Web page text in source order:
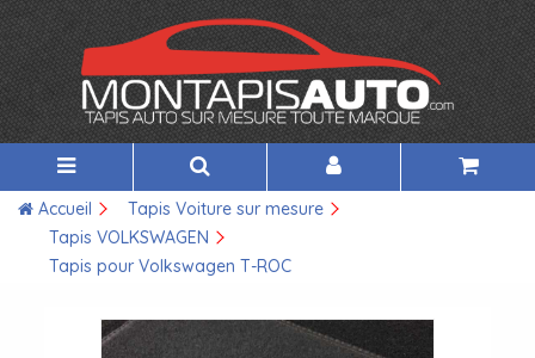
Accueil
Tapis Voiture sur mesure
Tapis VOLKSWAGEN
Tapis pour Volkswagen T-ROC